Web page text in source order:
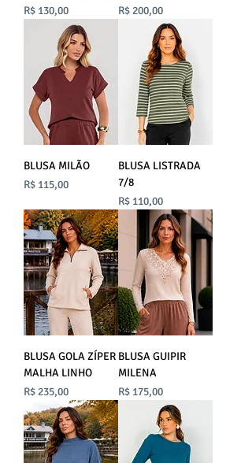
Preço
R$ 130,00
Preço
R$ 200,00
BLUSA MILÃO
Preço
R$ 115,00
BLUSA LISTRADA
7/8
Preço
R$ 110,00
BLUSA GOLA ZÍPER
MALHA LINHO
Preço
R$ 235,00
BLUSA GUIPIR
MILENA
Preço
R$ 175,00